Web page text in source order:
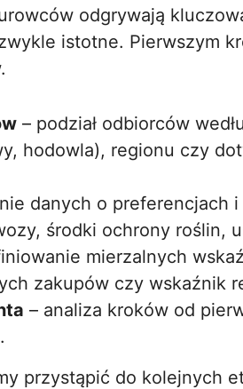
odgrywają
istotne. Pierwszym
– podział odbiorców
hodowla), regionu czy
danych o preferencjach
środki ochrony roślin,
mierzalnych
zakupów czy wskaźnik
– analiza kroków od
przystąpić do kolejnych